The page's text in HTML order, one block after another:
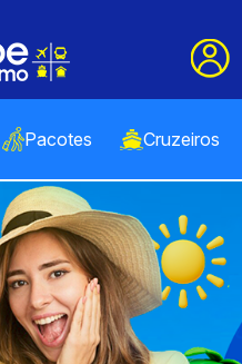
Pacotes Cruzeiros